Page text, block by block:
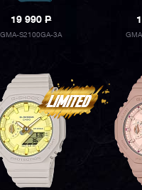
19 990P
GMA-S2100GA-3A